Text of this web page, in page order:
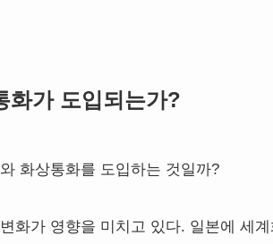
화가 도입되는가?
화상통화를 도입하는 것일까?
화가 영향을 미치고 있다. 일본에 세